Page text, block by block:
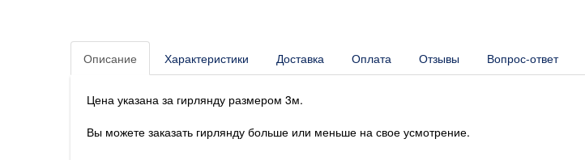
Описание Характеристики Доставка Оплата Отзывы Вопрос-ответ
Цена указана за гирлянду размером 3м.
Вы можете заказать гирлянду больше или меньше на свое усмотрение.